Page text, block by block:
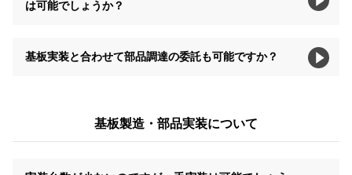
は可能でしょうか？
基板実装と合わせて部品調達の委託も可能ですか？
基板製造・部品実装について